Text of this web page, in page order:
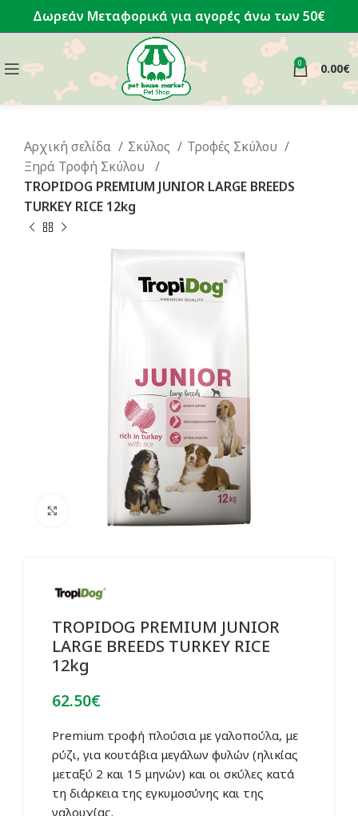
Δωρεάν Μεταφορικά για αγορές άνω των 50€
0 0.00€
Αρχική σελίδα Σκύλος
Τροφές Σκύλου
Ξηρά Τροφή Σκύλου
TROPIDOG PREMIUM JUNIOR LARGE BREEDS
TURKEY RICE 12kg
Click to enlarge
TROPIDOG PREMIUM JUNIOR
LARGE BREEDS TURKEY RICE
12kg
62.50€
Premium τροφή πλούσια με γαλοπούλα, με
ρύζι, για κουτάβια μεγάλων φυλών (ηλικίας
μεταξύ 2 και 15 μηνών) και οι σκύλες κατά
τη διάρκεια της εγκυμοσύνης και της
γαλουχίας.